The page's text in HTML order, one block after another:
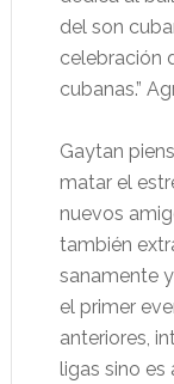
del son
celebración
cubanas.”
Gaytan
matar el
nuevos
también
sanamente
el primer
anteriores,
ligas sino es